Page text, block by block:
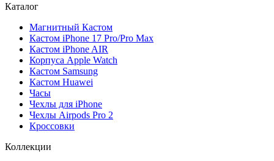
Каталог
Магнитный Кастом
Кастом iPhone 17 Pro/Pro Max
Кастом iPhone AIR
Корпуса Apple Watch
Кастом Samsung
Кастом Huawei
Часы
Чехлы для iPhone
Чехлы Airpods Pro 2
Кроссовки
Коллекции